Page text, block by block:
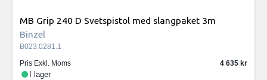
MB Grip 240 D Svetspistol med slangpaket 3m
Binzel
B023.0281.1
Pris Exkl. Moms
4 635
I lager